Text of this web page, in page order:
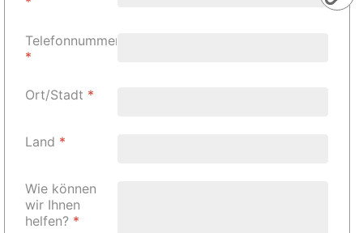
Telefonnummer
*
Ort/Stadt *
Land *
Wie können
wir Ihnen
helfen? *